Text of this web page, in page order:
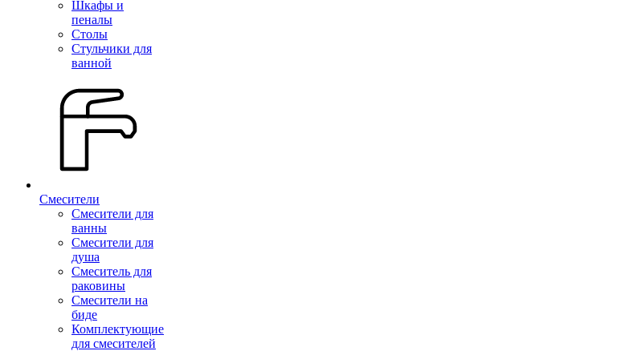
Шкафы и
пеналы
Столы
Стульчики для
ванной
Смесители
Смесители для
ванны
Смесители для
душа
Смеситель для
раковины
Смесители на
биде
Комплектующие
для смесителей